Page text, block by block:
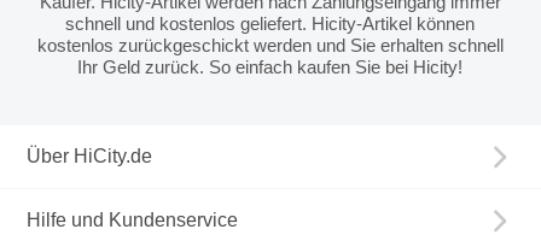
schnell und kostenlos geliefert. Hicity-Artikel können
kostenlos zurückgeschickt werden und Sie erhalten schnell
Ihr Geld zurück. So einfach kaufen Sie bei Hicity!
Über HiCity.de
Hilfe und Kundenservice